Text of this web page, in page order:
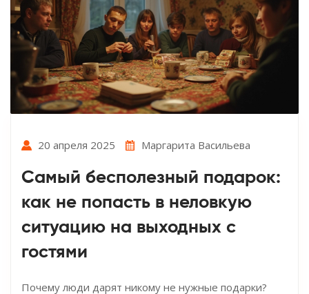
20 апреля 2025 Маргарита Васильева
Самый бесполезный подарок:
как не попасть в неловкую
ситуацию на выходных с
гостями
Почему люди дарят никому не нужные подарки?